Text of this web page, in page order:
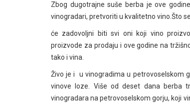
Zbog dugotrajne suše berba je ove
vinogradari, pretvoriti u kvalitetno vino.Što
će zadovoljni biti svi oni koji vino
proizvode za prodaju i ove godine na
tako i vina.
Živo je i u vinogradima u petrovoselskom
vinove loze. Više od deset dana berba
vinogradara na petrovoselskom gorju, koji